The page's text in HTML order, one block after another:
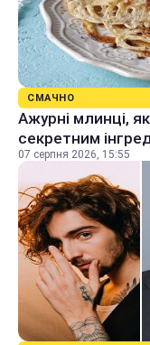
СМАЧНО
Ажурні млинці,
секретним
07 серпня 2026, 15:55